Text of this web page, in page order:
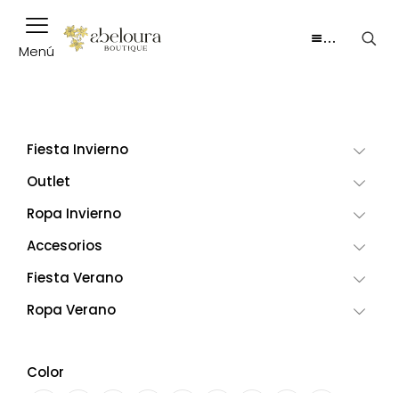
Menú
…
Fiesta Invierno
Outlet
Ropa Invierno
Accesorios
Fiesta Verano
Ropa Verano
Color